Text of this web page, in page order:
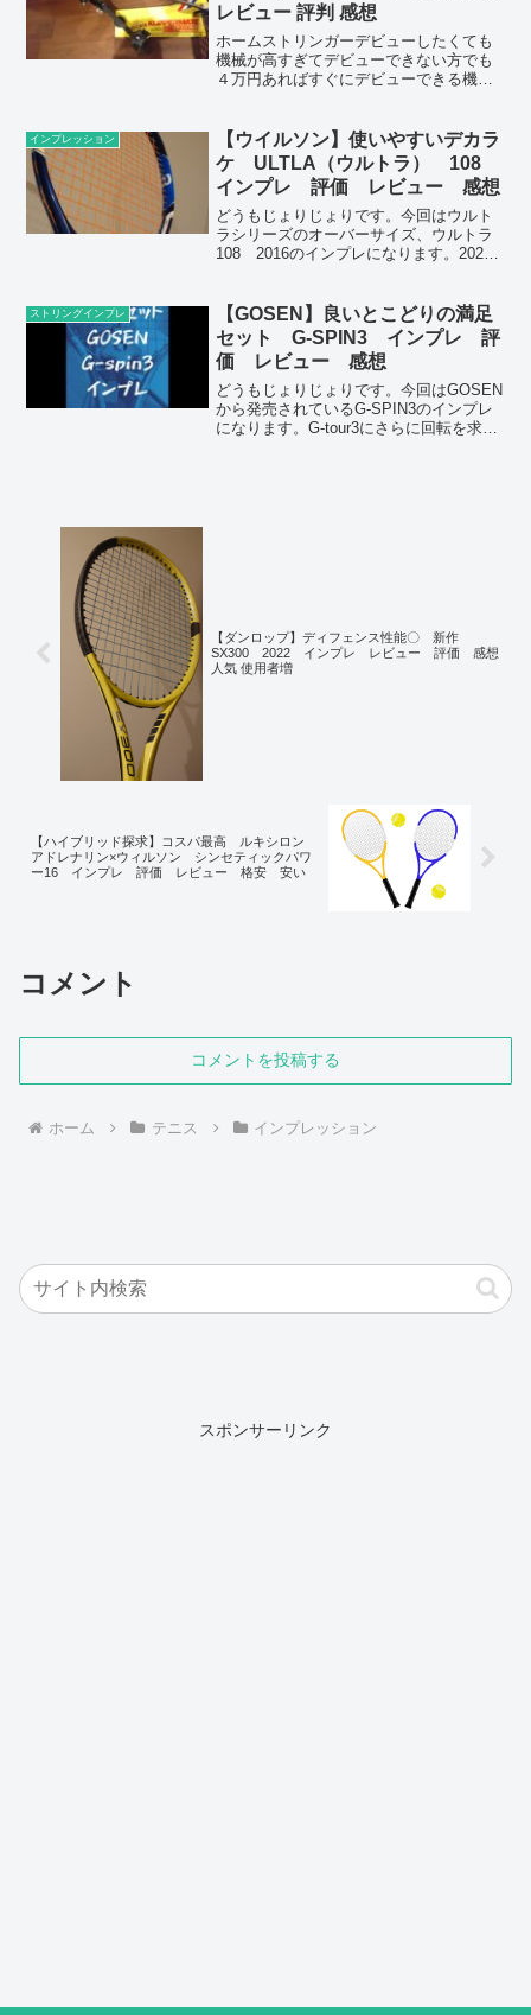
レビュー 評判 感想
ホームストリンガーデビューしたくても
機械が高すぎてデビューできない方でも
４万円あればすぐにデビューできる機械
いやすく重宝してます。
インプレッション
【ウイルソン】使いやすいデカラ
ケ ULTLA（ウルトラ） 108
インプレ 評価 レビュー 感想
どうもじょりじょりです。今回はウルト
ラシリーズのオーバーサイズ、ウルトラ
108 2016のインプレになります。2023
ております。v4.0は友人に打たせ...
ストリングインプレ
【GOSEN】良いとこどりの満足
セット G-SPIN3 インプレ 評
価 レビュー 感想
どうもじょりじょりです。今回はGOSEN
から発売されているG-SPIN3のインプレ
になります。G-tour3にさらに回転を求め
【ダンロップ】ディフェンス性能〇 新作
SX300 2022 インプレ レビュー 評価 感想
人気 使用者増
【ハイブリッド探求】コスパ最高 ルキシロン
アドレナリン×ウィルソン シンセティックパワ
ー16 インプレ 評価 レビュー 格安 安い
コメント
コメントを投稿する
ホーム テニス インプレッション
スポンサーリンク